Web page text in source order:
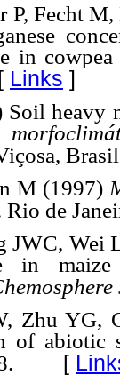
P, Fecht
in
Links ]
heavy
M (1997)
Rio de
JWC, Wei
in
Zhu YG,
of
[